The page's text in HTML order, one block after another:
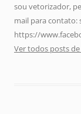
sou vetorizador,
mail para contato:
https://
Ver todos posts